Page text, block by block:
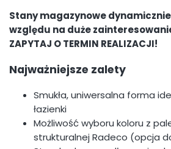
Stany magazynowe
względu na duże
ZAPYTAJ O TERMIN REALIZACJI!
Najważniejsze zalety
Smukła, uniwersalna forma
łazienki
Możliwość wyboru koloru z
strukturalnej Radeco (opcja